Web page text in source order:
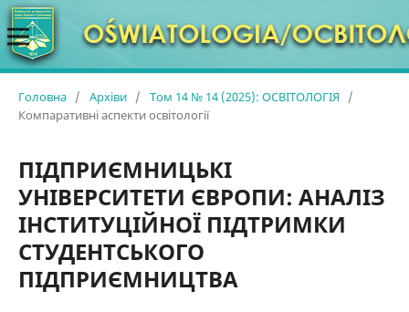
Головна / Архіви / Том 14 № 14 (2025): ОСВІТОЛОГІЯ
/
Компаративні аспекти освітології
ПІДПРИЄМНИЦЬКІ
УНІВЕРСИТЕТИ ЄВРОПИ: АНАЛІЗ
ІНСТИТУЦІЙНОЇ ПІДТРИМКИ
СТУДЕНТСЬКОГО
ПІДПРИЄМНИЦТВА